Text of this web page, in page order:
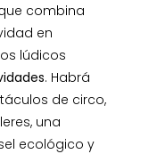
combina
en
lúdicos
. Habrá
de circo,
una
ecológico y